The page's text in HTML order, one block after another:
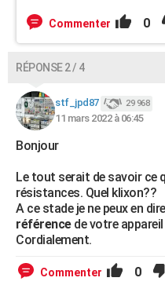
Commenter 0
RÉPONSE 2 / 4
stf_jpd87 29 968
11 mars 2022 à 06:45
Bonjour
Le tout serait de savoir ce
résistances. Quel klixon??
A ce stade je ne peux en
référence de votre
Cordialement.
Commenter 0